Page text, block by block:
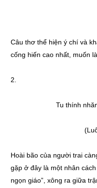
Câu thơ thể hiện ý chí và
cống hiến cao nhất, muốn
2.
Tu thính
(Luống thẹn tai
Hoài bão của người trai
gặp ở đây là một nhân
ngọn giáo”, xông ra giữa